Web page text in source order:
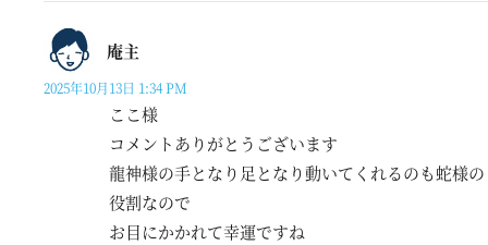
庵主
2025年10月13日 1:34 PM
ここ様
コメントありがとうございます
龍神様の手となり足となり動いてくれるのも蛇様の
役割なので
お目にかかれて幸運ですね